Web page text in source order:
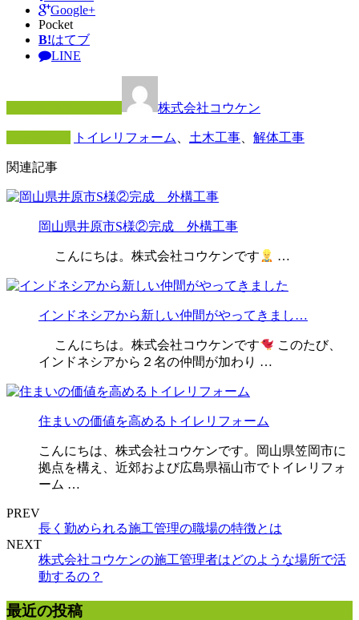
Google+
Pocket
B!はてブ
LINE
株式会社コウケン
トイレリフォーム 土木工事 解体工事
関連記事
岡山県井原市S様②完成 外構工事
こんにちは。株式会社コウケンです …
インドネシアから新しい仲間がやってきまし…
こんにちは。株式会社コウケンです
このたび、
インドネシアから２名の仲間が加わり …
住まいの価値を高めるトイレリフォーム
こんにちは、株式会社コウケンです。岡山県笠岡市に
拠点を構え、近郊および広島県福山市でトイレリフォ
ーム …
PREV
長く勤められる施工管理の職場の特徴とは
NEXT
株式会社コウケンの施工管理者はどのような場所で活
動するの？
最近の投稿